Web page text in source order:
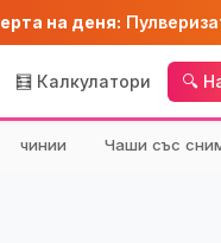
на деня:
🧮 Калкулатори 🔍
чинии Чаши със